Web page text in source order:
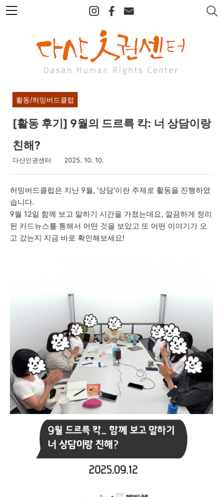
본
문
활동/허밍버드클럽
[활동 후기] 9월의 드르륵 칵: 너 상담이랑
친해?
다산인권센터 2025. 10. 10.
허밍버드클럽은 지난 9월, '상담'이란 주제로 활동을 진행하였
습니다.
9월 12일 함께 보고 말하기 시간을 가졌는데요, 깔끔하게 정리
된 카드뉴스를 통해서 어떤 것을 보았고 또 어떤 이야기가 오
고 갔는지 지금 바로 확인해보세요!